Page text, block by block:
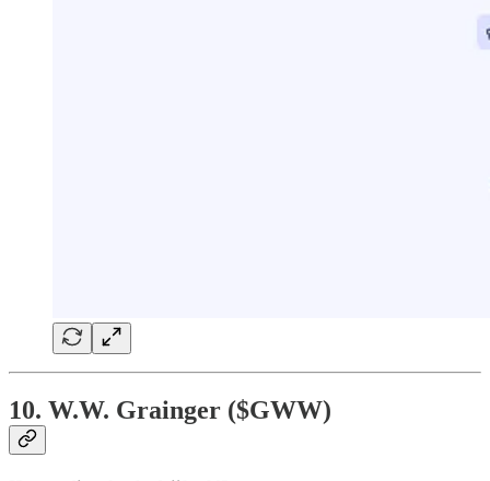
10. W.W. Grainger ($GWW)